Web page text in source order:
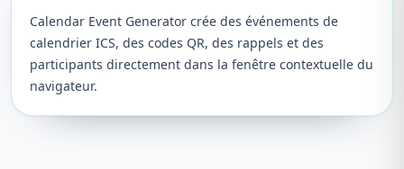
Calendar Event Generator crée des événements de
calendrier ICS, des codes QR, des rappels et des
participants directement dans la fenêtre contextuelle du
navigateur.